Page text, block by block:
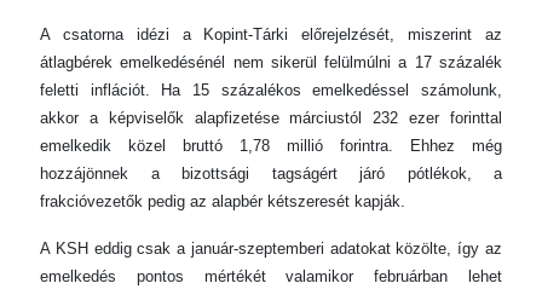
A csatorna idézi a Kopint-Tárki előrejelzését, miszerint az
átlagbérek emelkedésénél nem sikerül felülmúlni a 17 százalék
feletti inflációt. Ha 15 százalékos emelkedéssel számolunk,
akkor a képviselők alapfizetése márciustól 232 ezer forinttal
emelkedik közel bruttó 1,78 millió forintra. Ehhez még
hozzájönnek a bizottsági tagságért járó pótlékok, a
frakcióvezetők pedig az alapbér kétszeresét kapják.
A KSH eddig csak a január-szeptemberi adatokat közölte, így az
emelkedés pontos mértékét valamikor februárban lehet